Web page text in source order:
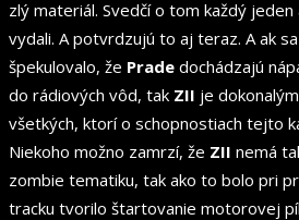
zlý materiál. Svedčí o tom každý
vydali. A potvrdzujú to aj teraz. A ak
špekulovalo, že Prade dochádzajú
do rádiových vôd, tak ZII je
všetkých, ktorí o schopnostiach tejto
Niekoho možno zamrzí, že ZII nemá
zombie tematiku, tak ako to bolo pri
tracku tvorilo štartovanie motorovej